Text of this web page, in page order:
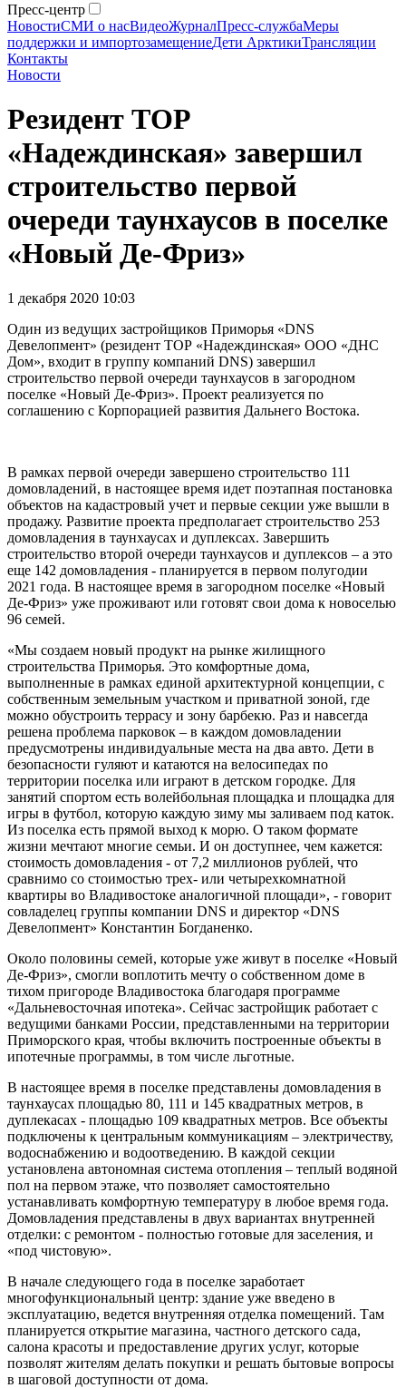
Пресс-центр
НовостиСМИ о насВидеоЖурналПресс-службаМеры
поддержки и импортозамещениеДети АрктикиТрансляции
Контакты
Новости
Резидент ТОР
«Надеждинская» завершил
строительство первой
очереди таунхаусов в поселке
«Новый Де-Фриз»
1 декабря 2020 10:03
Один из ведущих застройщиков Приморья «DNS
Девелопмент» (резидент ТОР «Надеждинская» ООО «ДНС
Дом», входит в группу компаний DNS) завершил
строительство первой очереди таунхаусов в загородном
поселке «Новый Де-Фриз». Проект реализуется по
соглашению с Корпорацией развития Дальнего Востока.
В рамках первой очереди завершено строительство 111
домовладений, в настоящее время идет поэтапная постановка
объектов на кадастровый учет и первые секции уже вышли в
продажу. Развитие проекта предполагает строительство 253
домовладения в таунхаусах и дуплексах. Завершить
строительство второй очереди таунхаусов и дуплексов – а это
еще 142 домовладения - планируется в первом полугодии
2021 года. В настоящее время в загородном поселке «Новый
Де-Фриз» уже проживают или готовят свои дома к новоселью
96 семей.
«Мы создаем новый продукт на рынке жилищного
строительства Приморья. Это комфортные дома,
выполненные в рамках единой архитектурной концепции, с
собственным земельным участком и приватной зоной, где
можно обустроить террасу и зону барбекю. Раз и навсегда
решена проблема парковок – в каждом домовладении
предусмотрены индивидуальные места на два авто. Дети в
безопасности гуляют и катаются на велосипедах по
территории поселка или играют в детском городке. Для
занятий спортом есть волейбольная площадка и площадка для
игры в футбол, которую каждую зиму мы заливаем под каток.
Из поселка есть прямой выход к морю. О таком формате
жизни мечтают многие семьи. И он доступнее, чем кажется:
стоимость домовладения - от 7,2 миллионов рублей, что
сравнимо со стоимостью трех- или четырехкомнатной
квартиры во Владивостоке аналогичной площади», - говорит
совладелец группы компании DNS и директор «DNS
Девелопмент» Константин Богданенко.
Около половины семей, которые уже живут в поселке «Новый
Де-Фриз», смогли воплотить мечту о собственном доме в
тихом пригороде Владивостока благодаря программе
«Дальневосточная ипотека». Сейчас застройщик работает с
ведущими банками России, представленными на территории
Приморского края, чтобы включить построенные объекты в
ипотечные программы, в том числе льготные.
В настоящее время в поселке представлены домовладения в
таунхаусах площадью 80, 111 и 145 квадратных метров, в
дуплекасах - площадью 109 квадратных метров. Все объекты
подключены к центральным коммуникациям – электричеству,
водоснабжению и водоотведению. В каждой секции
установлена автономная система отопления – теплый водяной
пол на первом этаже, что позволяет самостоятельно
устанавливать комфортную температуру в любое время года.
Домовладения представлены в двух вариантах внутренней
отделки: с ремонтом - полностью готовые для заселения, и
«под чистовую».
В начале следующего года в поселке заработает
многофункциональный центр: здание уже введено в
эксплуатацию, ведется внутренняя отделка помещений. Там
планируется открытие магазина, частного детского сада,
салона красоты и предоставление других услуг, которые
позволят жителям делать покупки и решать бытовые вопросы
в шаговой доступности от дома.